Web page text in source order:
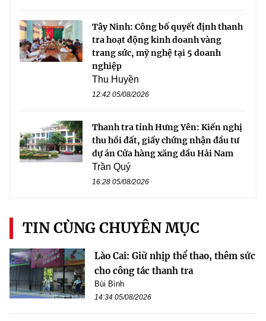
Tây Ninh: Công bố quyết định thanh
tra hoạt động kinh doanh vàng
trang sức, mỹ nghệ tại 5 doanh
nghiệp
Thu Huyền
12:42 05/08/2026
Thanh tra tỉnh Hưng Yên: Kiến nghị
thu hồi đất, giấy chứng nhận đầu tư
dự án Cửa hàng xăng dầu Hải Nam
Trần Quý
16:28 05/08/2026
TIN CÙNG CHUYÊN MỤC
Lào Cai: Giữ nhịp thể thao, thêm sức
cho công tác thanh tra
Bùi Bình
14:34 05/08/2026